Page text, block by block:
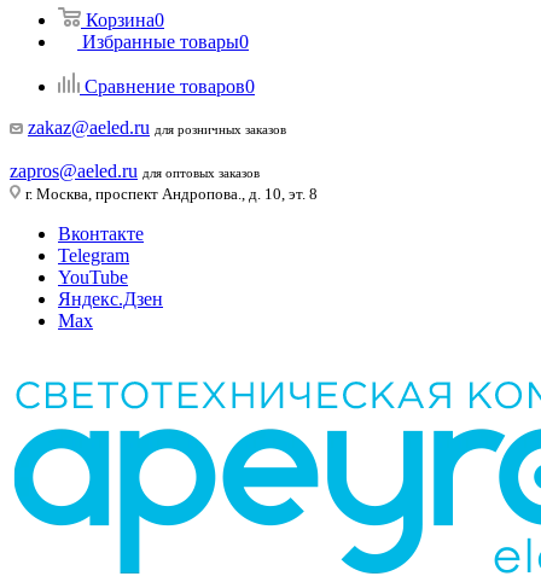
Корзина0
Избранные товары0
Сравнение товаров0
zakaz@aeled.ru для розничных заказов
zapros@aeled.ru для оптовых заказов
г. Москва, проспект Андропова., д. 10, эт. 8
Вконтакте
Telegram
YouTube
Яндекс.Дзен
Max